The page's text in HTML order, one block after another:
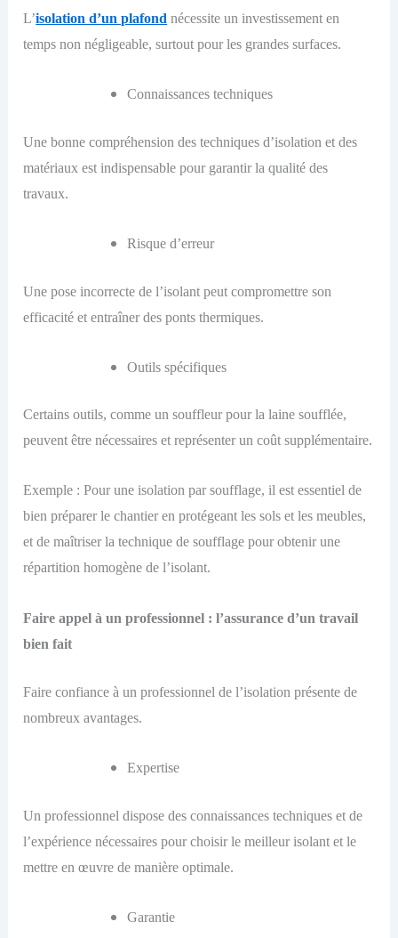
L’isolation d’un plafond nécessite un investissement en
temps non négligeable, surtout pour les grandes surfaces.
Connaissances techniques
Une bonne compréhension des techniques d’isolation et des
matériaux est indispensable pour garantir la qualité des
travaux.
Risque d’erreur
Une pose incorrecte de l’isolant peut compromettre son
efficacité et entraîner des ponts thermiques.
Outils spécifiques
Certains outils, comme un souffleur pour la laine soufflée,
peuvent être nécessaires et représenter un coût supplémentaire.
Exemple : Pour une isolation par soufflage, il est essentiel de
bien préparer le chantier en protégeant les sols et les meubles,
et de maîtriser la technique de soufflage pour obtenir une
répartition homogène de l’isolant.
Faire appel à un professionnel : l’assurance d’un travail
bien fait
Faire confiance à un professionnel de l’isolation présente de
nombreux avantages.
Expertise
Un professionnel dispose des connaissances techniques et de
l’expérience nécessaires pour choisir le meilleur isolant et le
mettre en œuvre de manière optimale.
Garantie